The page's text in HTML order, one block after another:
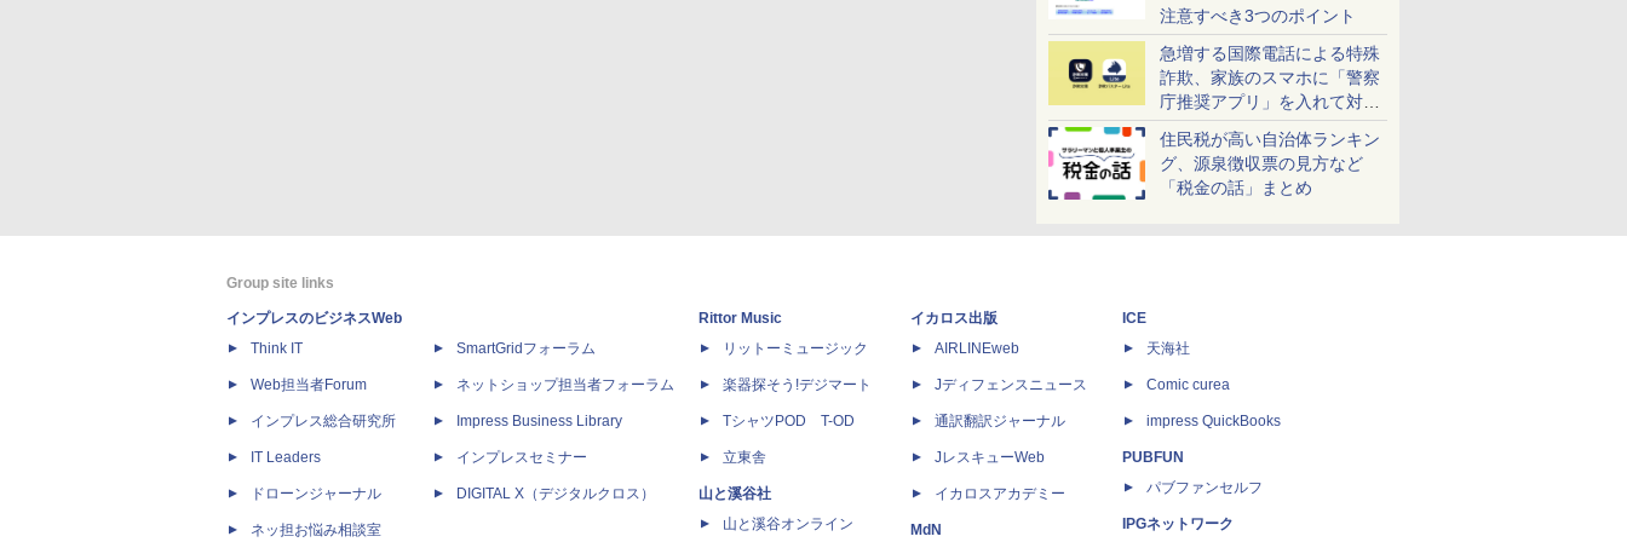
注意すべき3つのポイント
急増する国際電話による特殊
詐欺、家族のスマホに「警察
庁推奨アプリ」を入れて対策
しよう！
住民税が高い自治体ランキン
グ、源泉徴収票の見方など
「税金の話」まとめ
Group site links
インプレスのビジネスWeb
Think IT
Web担当者Forum
インプレス総合研究所
IT Leaders
ドローンジャーナル
ネッ担お悩み相談室
SmartGridフォーラム
ネットショップ担当者フォーラム
Impress Business Library
インプレスセミナー
DIGITAL X（デジタルクロス）
Rittor Music
リットーミュージック
楽器探そう!デジマート
TシャツPOD T-OD
立東舎
山と溪谷社
山と溪谷オンライン
イカロス出版
AIRLINEweb
Jディフェンスニュース
通訳翻訳ジャーナル
JレスキューWeb
イカロスアカデミー
MdN
ICE
天海社
Comic curea
impress QuickBooks
PUBFUN
パブファンセルフ
IPGネットワーク